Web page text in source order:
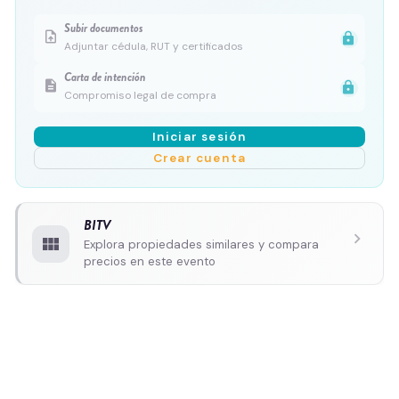
upload_file Subir documentos
Adjuntar cédula, RUT y certificados
lock
description Carta de intención
Compromiso legal de compra
lock
Iniciar sesión
Crear cuenta
view_module
BITV
Explora propiedades similares y compara
precios en este evento
chevron_right